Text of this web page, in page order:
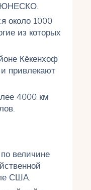
ЮНЕСКО.
около 1000
из которых
Кёкенхоф
привлекают
4000 км
величине
США.